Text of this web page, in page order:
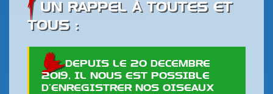
UN RAPPEL À TOUTES ET
TOUS :
DEPUIS LE 20 DECEMBRE
2019, IL NOUS EST POSSIBLE
D’ENREGISTRER NOS OISEAUX